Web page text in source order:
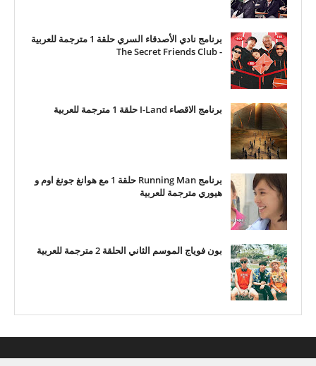
برنامج نادي الأصدقاء السري حلقة 1 مترجمة للعربية
- The Secret Friends Club
برنامج الاقصاء I-Land حلقة 1 مترجمة للعربية
برنامج Running Man حلقة 1 مع هوانغ جونغ اوم و
هيوري مترجمة للعربية
بون فوياج الموسم الثاني الحلقة 2 مترجمة للعربية